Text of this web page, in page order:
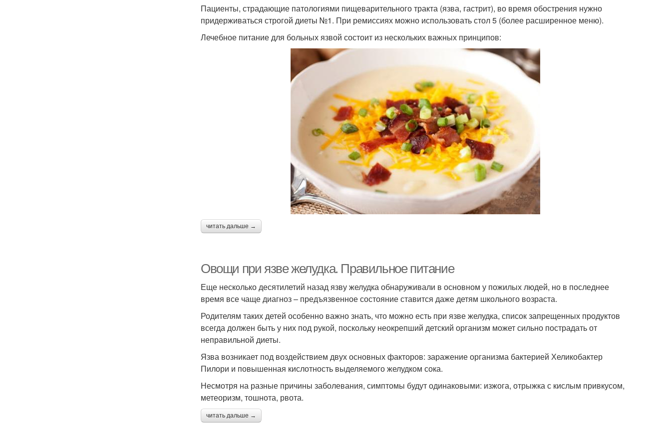
Пациенты, страдающие патологиями пищеварительного тракта (язва, гастрит), во время обострения нужно
придерживаться строгой диеты №1. При ремиссиях можно использовать стол 5 (более расширенное меню).
Лечебное питание для больных язвой состоит из нескольких важных принципов:
читать дальше →
Овощи при язве желудка. Правильное питание
Еще несколько десятилетий назад язву желудка обнаруживали в основном у пожилых людей, но в последнее
время все чаще диагноз – предъязвенное состояние ставится даже детям школьного возраста.
Родителям таких детей особенно важно знать, что можно есть при язве желудка, список запрещенных продуктов
всегда должен быть у них под рукой, поскольку неокрепший детский организм может сильно пострадать от
неправильной диеты.
Язва возникает под воздействием двух основных факторов: заражение организма бактерией Хеликобактер
Пилори и повышенная кислотность выделяемого желудком сока.
Несмотря на разные причины заболевания, симптомы будут одинаковыми: изжога, отрыжка с кислым привкусом,
метеоризм, тошнота, рвота.
читать дальше →